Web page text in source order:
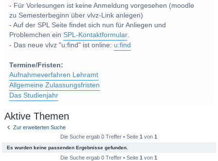
- Für Vorlesungen ist keine Anmeldung vorgesehen (moodle
zu Semesterbeginn über vlvz-Link anlegen)
- Auf der SPL Seite findet sich nun für Anliegen und
Problemchen einSPL-Kontaktformular.
- Das neue vlvz "u:find" ist online: u:find
Termine/Fristen:
Aufnahmeverfahren Lehramt
Allgemeine Zulassungsfristen
Das Studienjahr
Aktive Themen
Zur erweiterten Suche
Die Suche ergab 0 Treffer • Seite1 von1
Es wurden keine passenden Ergebnisse gefunden.
Die Suche ergab 0 Treffer • Seite1 von1